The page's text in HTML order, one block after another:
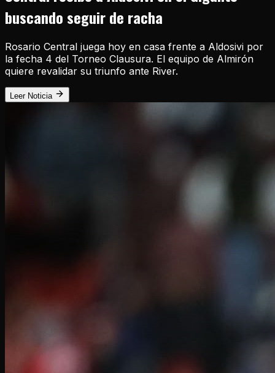
buscando seguir de racha
Rosario Central juega hoy en casa frente a Aldosivi por
la fecha 4 del Torneo Clausura. El equipo de Almirón
quiere revalidar su triunfo ante River.
Leer Noticia